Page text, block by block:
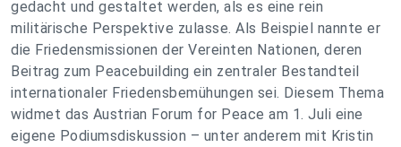
gedacht und gestaltet werden, als es eine rein
militärische Perspektive zulasse. Als Beispiel nannte er
die Friedensmissionen der Vereinten Nationen, deren
Beitrag zum Peacebuilding ein zentraler Bestandteil
internationaler Friedensbemühungen sei. Diesem Thema
widmet das Austrian Forum for Peace am 1. Juli eine
eigene Podiumsdiskussion – unter anderem mit Kristin